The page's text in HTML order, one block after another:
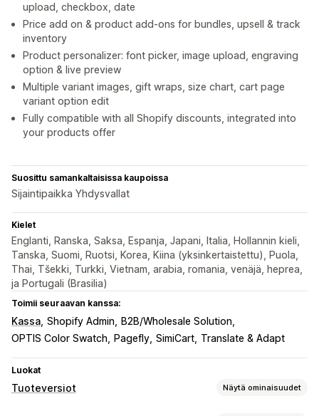
upload, checkbox, date
Price add on & product add-ons for bundles, upsell & track
inventory
Product personalizer: font picker, image upload, engraving
option & live preview
Multiple variant images, gift wraps, size chart, cart page
variant option edit
Fully compatible with all Shopify discounts, integrated into
your products offer
Suosittu samankaltaisissa kaupoissa
Sijaintipaikka Yhdysvallat
Kielet
Englanti, Ranska, Saksa, Espanja, Japani, Italia, Hollannin kieli,
Tanska, Suomi, Ruotsi, Korea, Kiina (yksinkertaistettu), Puola,
Thai, Tšekki, Turkki, Vietnam, arabia, romania, venäjä, heprea,
ja Portugali (Brasilia)
Toimii seuraavan kanssa:
Kassa Shopify Admin
B2B/Wholesale Solution
OPTIS Color Swatch
Pagefly SimiCart Translate & Adapt
Luokat
Tuoteversiot Näytä ominaisuudet